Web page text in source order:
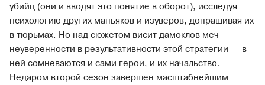
убийц (они и вводят это понятие в оборот), исследуя
психологию других маньяков и изуверов, допрашивая их
в тюрьмах. Но над сюжетом висит дамоклов меч
неуверенности в результативности этой стратегии — в
ней сомневаются и сами герои, и их начальство.
Недаром второй сезон завершен масштабнейшим